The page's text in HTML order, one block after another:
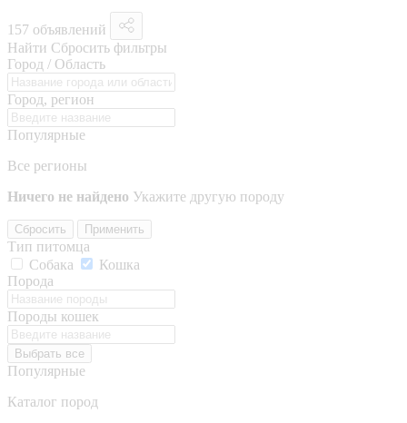
157 объявлений
Найти Сбросить фильтры
Город / Область
Город, регион
Популярные
Все регионы
Ничего не найдено Укажите другую породу
Сбросить Применить
Тип питомца
Собака
Кошка
Порода
Породы кошек
Выбрать все
Популярные
Каталог пород